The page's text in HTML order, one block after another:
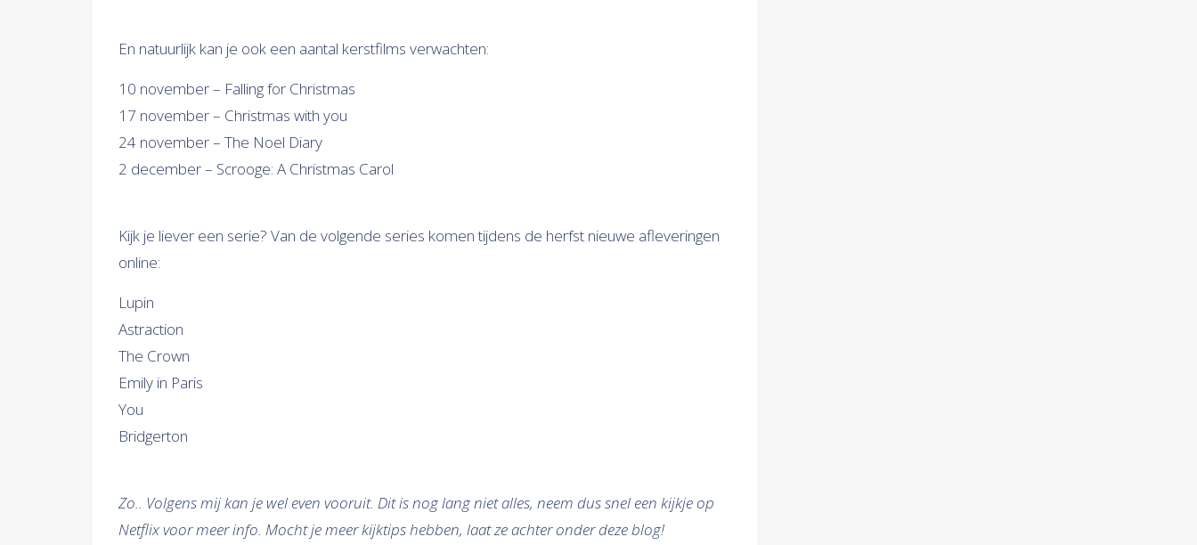
En natuurlijk kan je ook een aantal kerstfilms verwachten:
10 november – Falling for Christmas
17 november – Christmas with you
24 november – The Noel Diary
2 december – Scrooge: A Christmas Carol
Kijk je liever een serie? Van de volgende series komen tijdens de herfst nieuwe afleveringen
online:
Lupin
Astraction
The Crown
Emily in Paris
You
Bridgerton
Zo.. Volgens mij kan je wel even vooruit. Dit is nog lang niet alles, neem dus snel een kijkje op
Netflix voor meer info. Mocht je meer kijktips hebben, laat ze achter onder deze blog!